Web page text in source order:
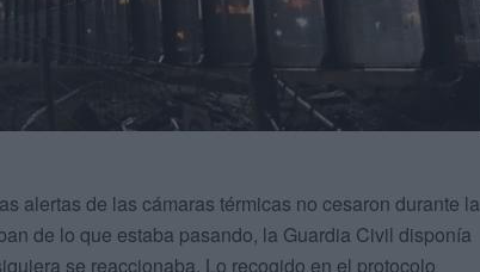
alertas de las cámaras térmicas no cesaron durante la
de lo que estaba pasando, la Guardia Civil disponía
se reaccionaba. Lo recogido en el protocolo